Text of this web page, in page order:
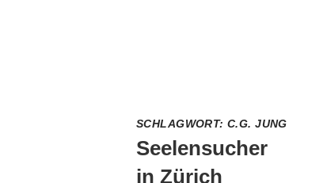
SCHLAGWORT:C.G. JUNG
Seelensucher
in Zürich